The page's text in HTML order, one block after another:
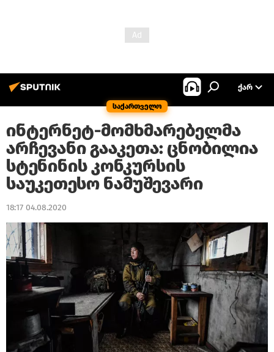
საქართველო
ᲥᲐᲠ
ინტერნეტ-მომხმარებელმა
არჩევანი გააკეთა: ცნობილია
სტენინის კონკურსის
საუკეთესო ნამუშევარი
18:17 04.08.2020